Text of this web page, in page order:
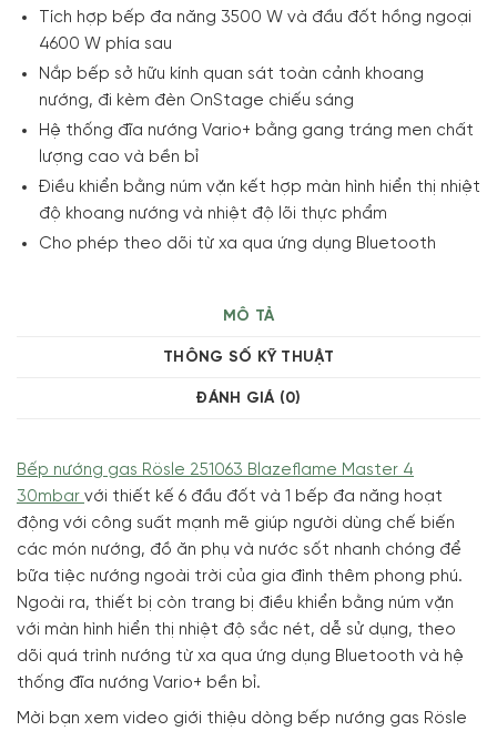
Tích hợp bếp đa năng 3500 W và đầu đốt hồng ngoại
4600 W phía sau
Nắp bếp sở hữu kính quan sát toàn cảnh khoang
nướng, đi kèm đèn OnStage chiếu sáng
Hệ thống đĩa nướng Vario+ bằng gang tráng men chất
lượng cao và bền bỉ
Điều khiển bằng núm vặn kết hợp màn hình hiển thị nhiệt
độ khoang nướng và nhiệt độ lõi thực phẩm
Cho phép theo dõi từ xa qua ứng dụng Bluetooth
MÔ TẢ
THÔNG SỐ KỸ THUẬT
ĐÁNH GIÁ (0)
Bếp nướng gas Rösle 251063 Blazeflame Master 4
30mbar với thiết kế 6 đầu đốt và 1 bếp đa năng hoạt
động với công suất mạnh mẽ giúp người dùng chế biến
các món nướng, đồ ăn phụ và nước sốt nhanh chóng để
bữa tiệc nướng ngoài trời của gia đình thêm phong phú.
Ngoài ra, thiết bị còn trang bị điều khiển bằng núm vặn
với màn hình hiển thị nhiệt độ sắc nét, dễ sử dụng, theo
dõi quá trình nướng từ xa qua ứng dụng Bluetooth và hệ
thống đĩa nướng Vario+ bền bỉ.
Mời bạn xem video giới thiệu dòng bếp nướng gas Rösle